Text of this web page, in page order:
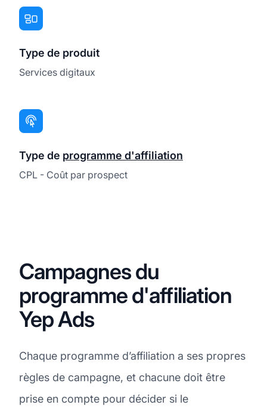
Type de produit
Services digitaux
Type de programme d'affiliation
CPL - Coût par prospect
Campagnes du
programme d'affiliation
Yep Ads
Chaque programme d’affiliation a ses propres
règles de campagne, et chacune doit être
prise en compte pour décider si le